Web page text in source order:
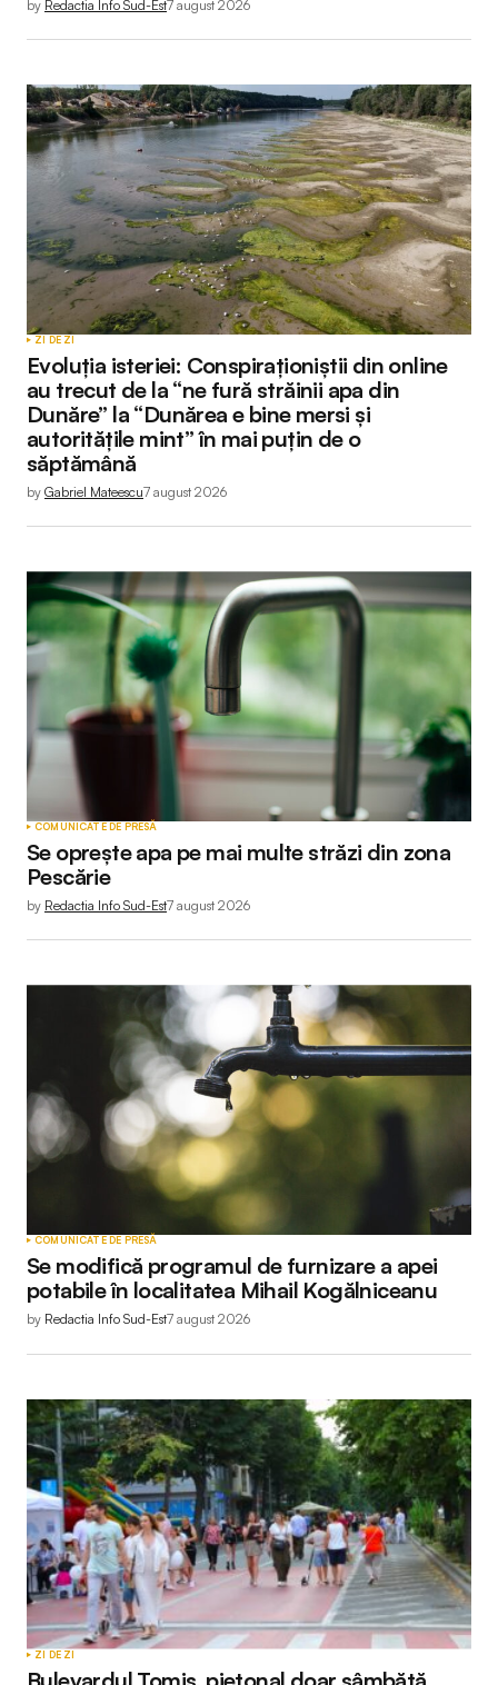
by Redactia Info Sud-Est7 august 2026
ZI DE ZI
Evoluția isteriei: Conspiraționiștii din online
au trecut de la “ne fură străinii apa din
Dunăre” la “Dunărea e bine mersi și
autoritățile mint” în mai puțin de o
săptămână
by Gabriel Mateescu7 august 2026
COMUNICATE DE PRESĂ
Se oprește apa pe mai multe străzi din zona
Pescărie
by Redactia Info Sud-Est7 august 2026
COMUNICATE DE PRESĂ
Se modifică programul de furnizare a apei
potabile în localitatea Mihail Kogălniceanu
by Redactia Info Sud-Est7 august 2026
ZI DE ZI